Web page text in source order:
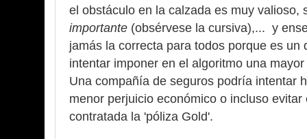
el obstáculo en la calzada es muy valioso,
importante (obsérvese la cursiva),... y
jamás la correcta para todos porque es
intentar imponer en el algoritmo una
Una compañía de seguros podría intentar
menor perjuicio económico o incluso
contratada la 'póliza Gold'.